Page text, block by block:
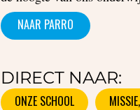
NAAR PARRO
DIRECT NAAR:
ONZE SCHOOL